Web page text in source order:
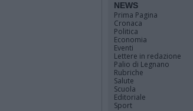
NEWS
Prima Pagina
Cronaca
Politica
Economia
Eventi
Lettere in redazione
Palio di Legnano
Rubriche
Salute
Scuola
Editoriale
Sport